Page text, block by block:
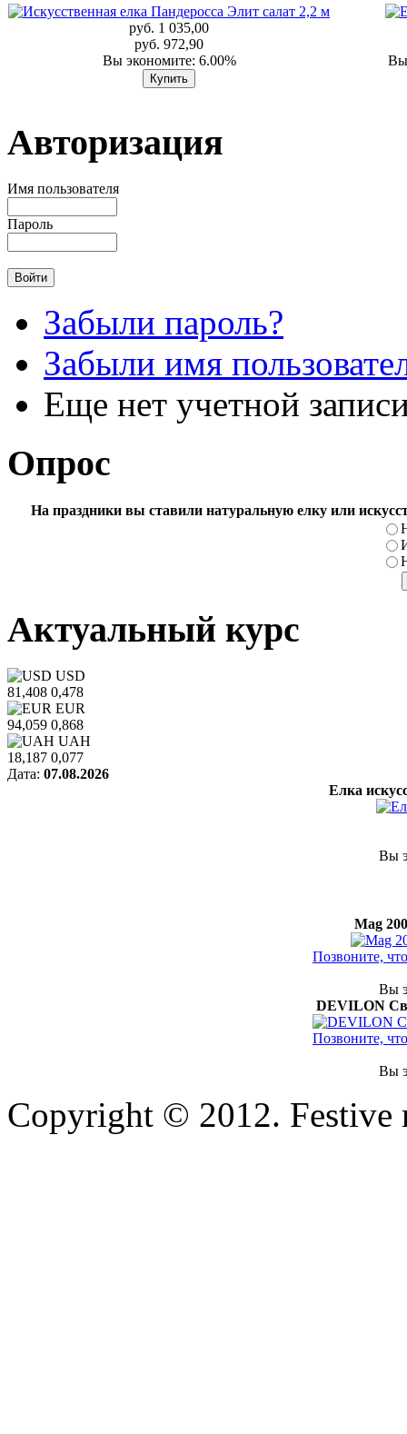
руб. 1 035,00
руб. 972,90
Вы экономите: 6.00%
Вы
Авторизация
Имя пользователя
Пароль
Забыли пароль?
Забыли имя
Еще нет учетной
Опрос
На праздники вы ставили натуральную елку или
Актуальный курс
USD
81,408 0,478
EUR
94,059 0,868
UAH
18,187 0,077
Дата: 07.08.2026
Елка
Вы
Mag
Позвоните,
Вы
DEVILON
Позвоните,
Вы
Copyright © 2012. Festive